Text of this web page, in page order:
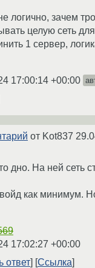
логично, зачем
целую сеть
1 сервер,
17:00:14 +00:00
от Kot837
дно. На ней сеть
как минимум.
17:02:27 +00:00
ответ
Ссылка